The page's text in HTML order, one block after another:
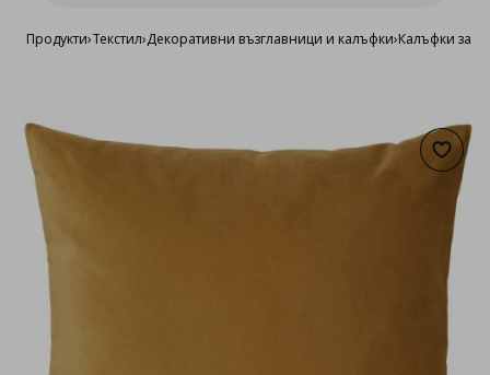
Продукти›Текстил›Декоративни възглавници и калъфки›Калъфки за